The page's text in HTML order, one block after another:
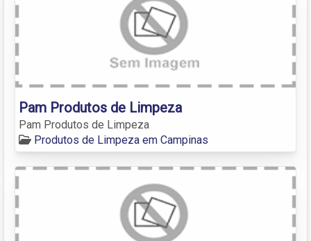
Pam Produtos de Limpeza
Pam Produtos de Limpeza
Produtos de Limpeza em Campinas